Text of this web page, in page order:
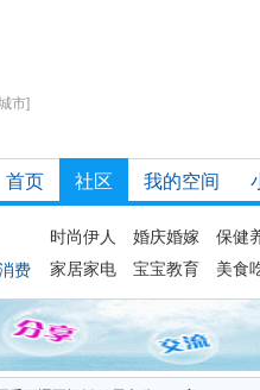
市]
首页 社区 我的空间
费
时尚伊人 婚庆婚嫁
保健
家居家电
宝宝教育 美食